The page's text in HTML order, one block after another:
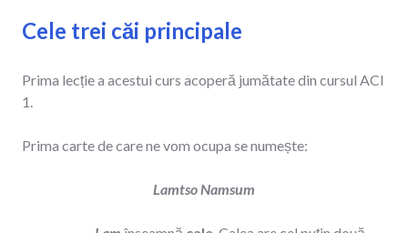
Cele trei căi principale
Prima lecție a acestui curs acoperă jumătate din cursul ACI
1.
Prima carte de care ne vom ocupa se numește:
Lamtso Namsum